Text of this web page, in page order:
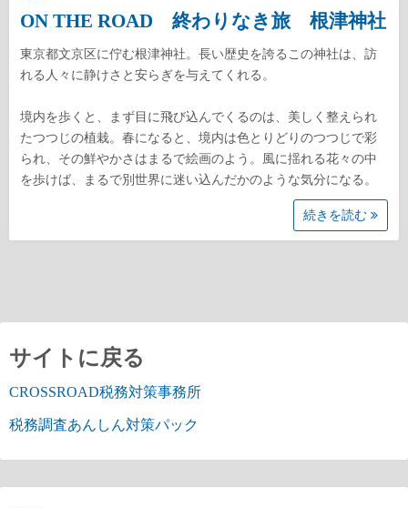
ON THE ROAD 終わりなき旅 根津神社
東京都文京区に佇む根津神社。長い歴史を誇るこの神社は、訪
れる人々に静けさと安らぎを与えてくれる。
境内を歩くと、まず目に飛び込んでくるのは、美しく整えられ
たつつじの植栽。春になると、境内は色とりどりのつつじで彩
られ、その鮮やかさはまるで絵画のよう。風に揺れる花々の中
を歩けば、まるで別世界に迷い込んだかのような気分になる。
続きを読む
サイトに戻る
CROSSROAD税務対策事務所
税務調査あんしん対策パック